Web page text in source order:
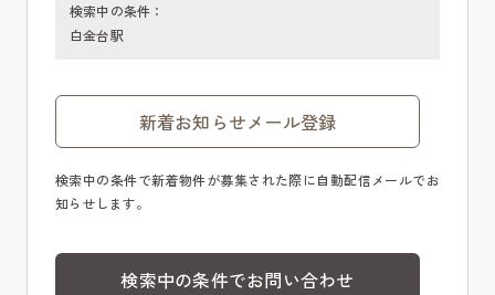
検索中の条件：
白金台駅
新着お知らせメール登録
検索中の条件で新着物件が募集された際に自動配信メールでお
知らせします。
検索中の条件でお問い合わせ